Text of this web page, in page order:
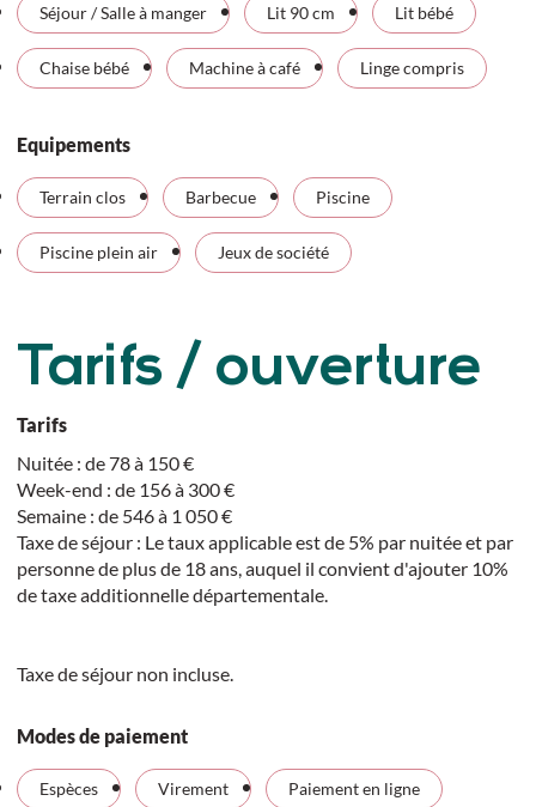
Séjour / Salle à manger Lit 90 cm Lit bébé
Chaise bébé Machine à café Linge compris
Equipements
Terrain clos Barbecue Piscine
Piscine plein air Jeux de société
Tarifs / ouverture
Tarifs
Nuitée : de 78 à 150 €
Week-end : de 156 à 300 €
Semaine : de 546 à 1 050 €
Taxe de séjour : Le taux applicable est de 5% par nuitée et par
personne de plus de 18 ans, auquel il convient d'ajouter 10%
de taxe additionnelle départementale.
Taxe de séjour non incluse.
Modes de paiement
Espèces Virement Paiement en ligne